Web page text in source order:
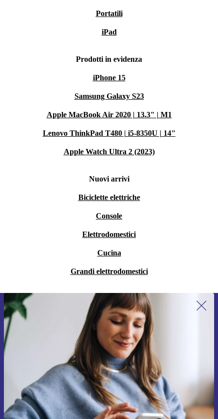
Portatili
iPad
Prodotti in evidenza
iPhone 15
Samsung Galaxy S23
Apple MacBook Air 2020 | 13.3" | M1
Lenovo ThinkPad T480 | i5-8350U | 14"
Apple Watch Ultra 2 (2023)
Nuovi arrivi
Biciclette elettriche
Console
Elettrodomestici
Cucina
Grandi elettrodomestici
Iscriviti per la prima volta alla nostra
newsletter e ottieni 15€ di sconto!
Non farti più scappare le migliori offerte.
Richiedi codice sconto
Per maggiori informazioni sull’uso dei dati personali, visita la nostra
Normativa sulla privacy